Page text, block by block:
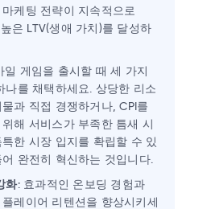
케팅 전략이 지속적으로
은 LTV(생애 가치)를 달성하
일 게임을 출시할 때 세 가지
나를 채택하세요. 상당한 리소
과 직접 경쟁하거나, CPI를
해 서비스가 부족한 틈새 시
한 시장 입지를 확립할 수 있
완전히 혁신하는 것입니다.
화: 효과적인 온보딩 경험과
레이어 리텐션을 향상시키세